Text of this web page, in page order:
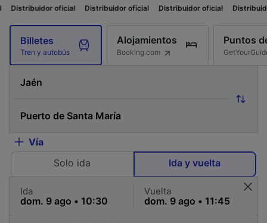
oficial Distribuidor oficial Distribuidor oficial Distribuidor oficial
Billetes
Tren y autobús
Alojamientos
Booking.com
Puntos
Vía
Solo ida
Ida y vuelta
Ida Vuelta